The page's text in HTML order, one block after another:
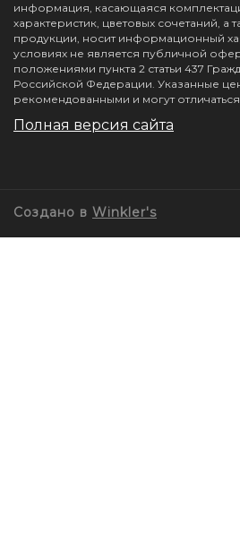
информация, касающаяся
характеристик, цветовых сочетаний, а
продукции, носит информационный
условиях не является публичной
положениями пункта 2 статьи 437
Российской Федерации. Указанные
рекомендованными и могут
Полная версия сайта
Создано в Winkler's